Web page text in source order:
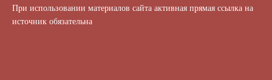
При использовании материалов сайта активная прямая ссылка на
источник обязательна